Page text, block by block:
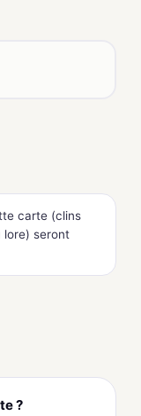
carte (clins
seront
?